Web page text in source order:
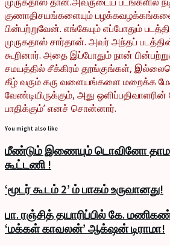
குணாதிசயங்களையும்
பின்பற்றுவேன். எங்கேயும் எப்போதும்
முருகதாஸ் சார்தான். அவர் அந்தப்
கூறினார். அதை இப்போதும் நான்
சமயத்தில் சீக்கிரம் தூங்குங்கள்,
கீழ் வரும் கரு வளையங்களை மறைக்க
வேண்டியிருக்கும், அது
பாதிக்கும்’ எனச் சொன்னார்.
You might also like
மீண்டும் இணையும் டொவினோ
கூட்டணி !
‘மூடர் கூடம் 2’ ம் பாகம் உருவானது!
பா. ரஞ்சித் தயாரிப்பில் கே.
‘மக்கள் காவலன்’ ஆக்‌ஷன் டிராமா!